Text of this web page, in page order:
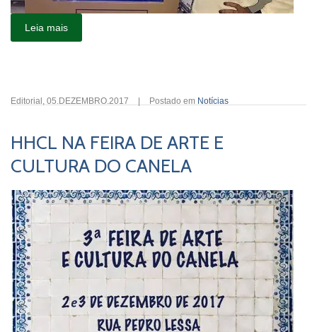
Leia mais
Editorial , 05.DEZEMBRO.2017 Postado em Notícias
HHCL NA FEIRA DE ARTE E
CULTURA DO CANELA